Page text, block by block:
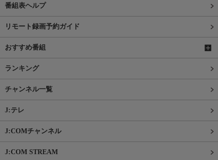
番組表ヘルプ
リモート録画予約ガイド
おすすめ番組
ランキング
チャンネル一覧
J:テレ
J:COMチャンネル
J:COM STREAM